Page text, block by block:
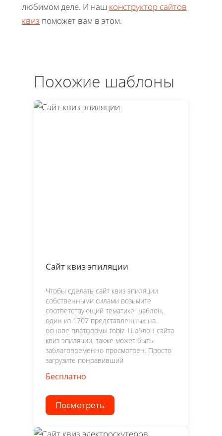
любимом деле. И наш конструктор сайтов
квиз поможет вам в этом.
Похожие шаблоны
Сайт квиз эпиляции
Чтобы сделать сайт квиз эпиляции
собственными силами возьмите
соответствующий тематике шаблон,
один из 1707 представленных на
основе платформы tobiz. Шаблон сайта
квиз эпиляции, также может быть
заблаговременно просмотрен. Просто
загрузите понравивший
Бесплатно
Посмотреть